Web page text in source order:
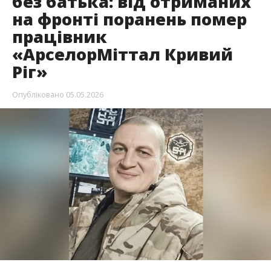
на фронті поранень помер
працівник
«АрселорМіттал Кривий
Ріг»
Опубліковано 05.05.2026